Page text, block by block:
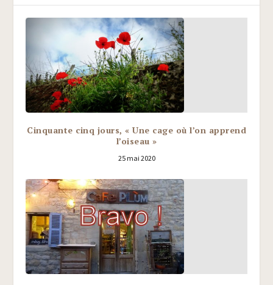
Cinquante cinq jours, « Une cage où l’on apprend
l’oiseau »
25 mai 2020